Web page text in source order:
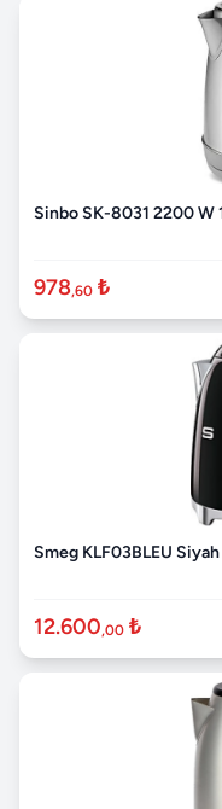
Sinbo SK-8031 2200 W
978,60 ₺
Smeg KLF03BLEU
12.600,00 ₺